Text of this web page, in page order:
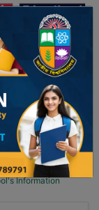
প্রফেশনাল অনার্স
২০২৫-২৬ শিক্ষাবর্ষে
Division List
in বালিয়াকান্দি
Information